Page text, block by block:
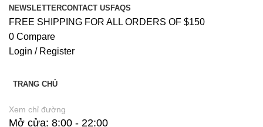
NEWSLETTERCONTACT US FAQS
FREE SHIPPING FOR ALL ORDERS OF $150
0 Compare
Login / Register
TRANG CHỦ
Xem chỉ đường
Mở cửa: 8:00 - 22:00